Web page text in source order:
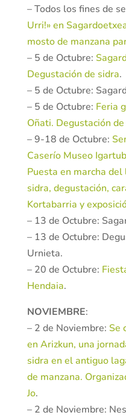
– Todos los fines de
Urri!» en
mosto de manzana
– 5 de Octubre:
Degustación de sidra.
– 5 de Octubre:
– 5 de Octubre: Feria
Oñati. Degustación
– 9-18 de Octubre:
Caserío Museo
Puesta en marcha
sidra, degustación,
Kortabarria y
– 13 de Octubre:
– 13 de Octubre:
Urnieta.
– 20 de Octubre:
Hendaia.
NOVIEMBRE:
– 2 de Noviembre: Se
en Arizkun, una
sidra en el antiguo
de manzana.
Jo.
– 2 de Noviembre: